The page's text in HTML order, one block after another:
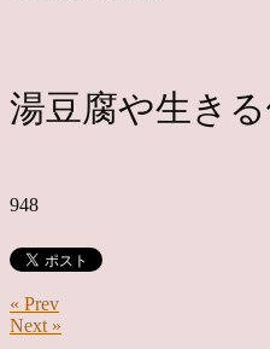
湯豆腐や生き
948
« Prev
Next »